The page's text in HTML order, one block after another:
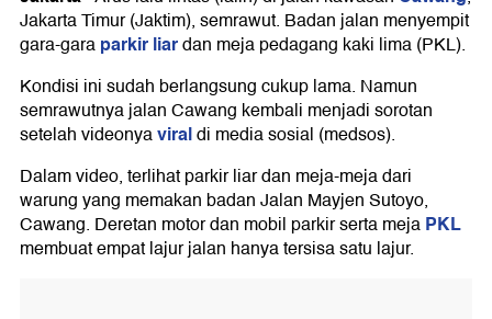
Jakarta Timur (Jaktim), semrawut. Badan jalan menyempit
gara-garaparkir liardan meja pedagang kaki lima (PKL).
Kondisi ini sudah berlangsung cukup lama. Namun
semrawutnya jalan Cawang kembali menjadi sorotan
setelah videonyaviraldi media sosial (medsos).
Dalam video, terlihat parkir liar dan meja-meja dari
warung yang memakan badan Jalan Mayjen Sutoyo,
Cawang. Deretan motor dan mobil parkir serta mejaPKL
membuat empat lajur jalan hanya tersisa satu lajur.